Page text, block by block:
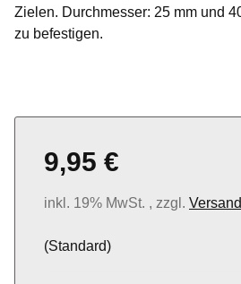
Zielen. Durchmesser: 25 mm und
zu befestigen.
9,95 €
inkl. 19% MwSt. , zzgl. Versand
(Standard)